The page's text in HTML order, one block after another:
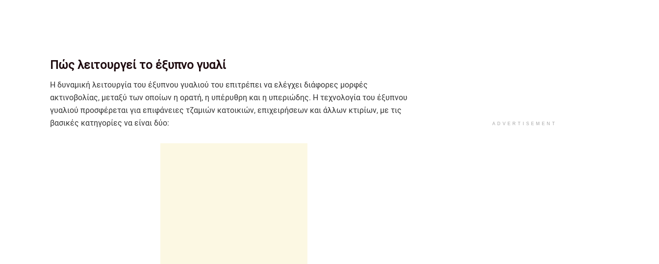
Πώς λειτουργεί το έξυπνο γυαλί
Η δυναμική λειτουργία του έξυπνου γυαλιού του επιτρέπει να ελέγχει διάφορες μορφές
ακτινοβολίας, μεταξύ των οποίων η ορατή, η υπέρυθρη και η υπεριώδης. Η τεχνολογία του έξυπνου
γυαλιού προσφέρεται για επιφάνειες τζαμιών κατοικιών, επιχειρήσεων και άλλων κτιρίων, με τις
βασικές κατηγορίες να είναι δύο:
ADVERTISEMENT